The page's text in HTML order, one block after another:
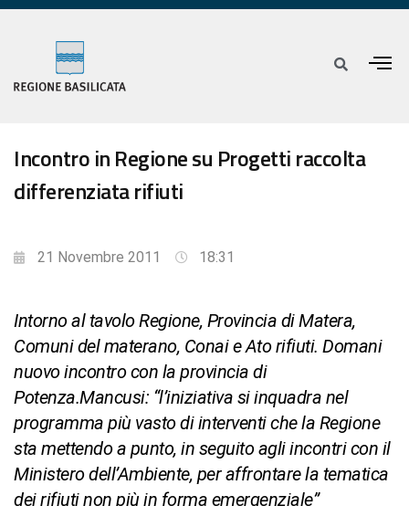
Incontro in Regione su Progetti raccolta
differenziata rifiuti
21 Novembre 2011 18:31
Intorno al tavolo Regione, Provincia di Matera,
Comuni del materano, Conai e Ato rifiuti. Domani
nuovo incontro con la provincia di
Potenza.Mancusi: “l’iniziativa si inquadra nel
programma più vasto di interventi che la Regione
sta mettendo a punto, in seguito agli incontri con il
Ministero dell’Ambiente, per affrontare la tematica
dei rifiuti non più in forma emergenziale”